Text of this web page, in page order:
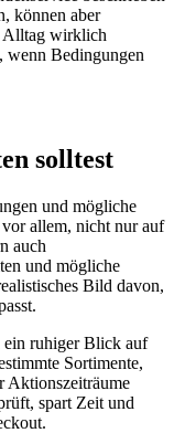
können aber
Alltag wirklich
wenn Bedingungen
solltest
und mögliche
allem, nicht nur auf
auch
und mögliche
Bild davon,
ein ruhiger Blick auf
Sortimente,
Aktionszeiträume
spart Zeit und